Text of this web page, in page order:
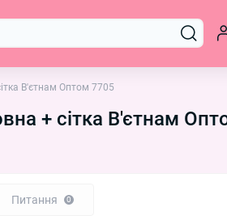
В'єтнам Оптом 7705
+ сітка В'єтнам
Питання 0